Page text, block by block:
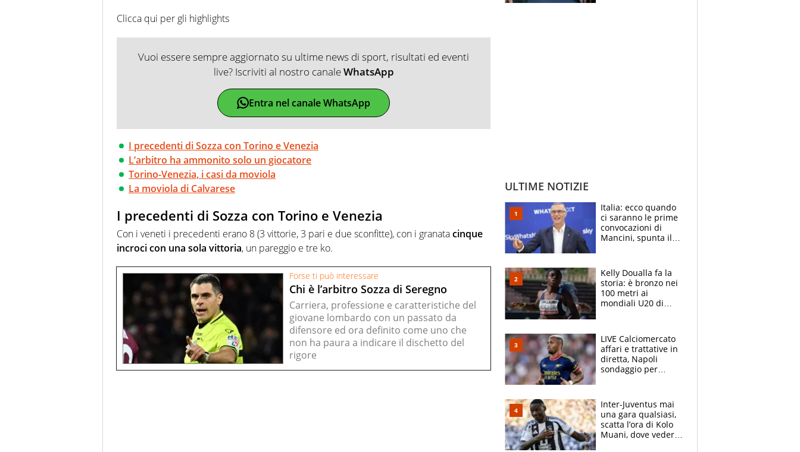
Clicca qui per gli highlights
Vuoi essere sempre aggiornato su ultime news di sport, risultati ed eventi
live? Iscriviti al nostro canaleWhatsApp
Entra nel canale WhatsApp
I precedenti di Sozza con Torino e Venezia
L’arbitro ha ammonito solo un giocatore
Torino-Venezia, i casi da moviola
La moviola di Calvarese
I precedenti di Sozza con Torino e Venezia
Con i veneti i precedenti erano 8 (3 vittorie, 3 pari e due sconfitte), con i granatacinque
incroci con una sola vittoria, un pareggio e tre ko.
Forse ti può interessare
Chi è l’arbitro Sozza di Seregno
Carriera, professione e caratteristiche del
giovane lombardo con un passato da
difensore ed ora definito come uno che
non ha paura a indicare il dischetto del
rigore
ULTIME NOTIZIE
Italia: ecco quando
ci saranno le prime
convocazioni di
Mancini, spunta il
Kelly Doualla fa la
storia: è bronzo nei
100 metri ai
mondiali U20 di
con una gran finale"
LIVE Calciomercato
affari e trattative in
diretta, Napoli
sondaggio per
accende l'Atalanta
Inter-Juventus mai
una gara qualsiasi,
scatta l’ora di Kolo
Muani, dove vederla